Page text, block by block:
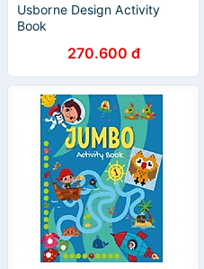
Usborne Design Activity
Book
270.600 đ